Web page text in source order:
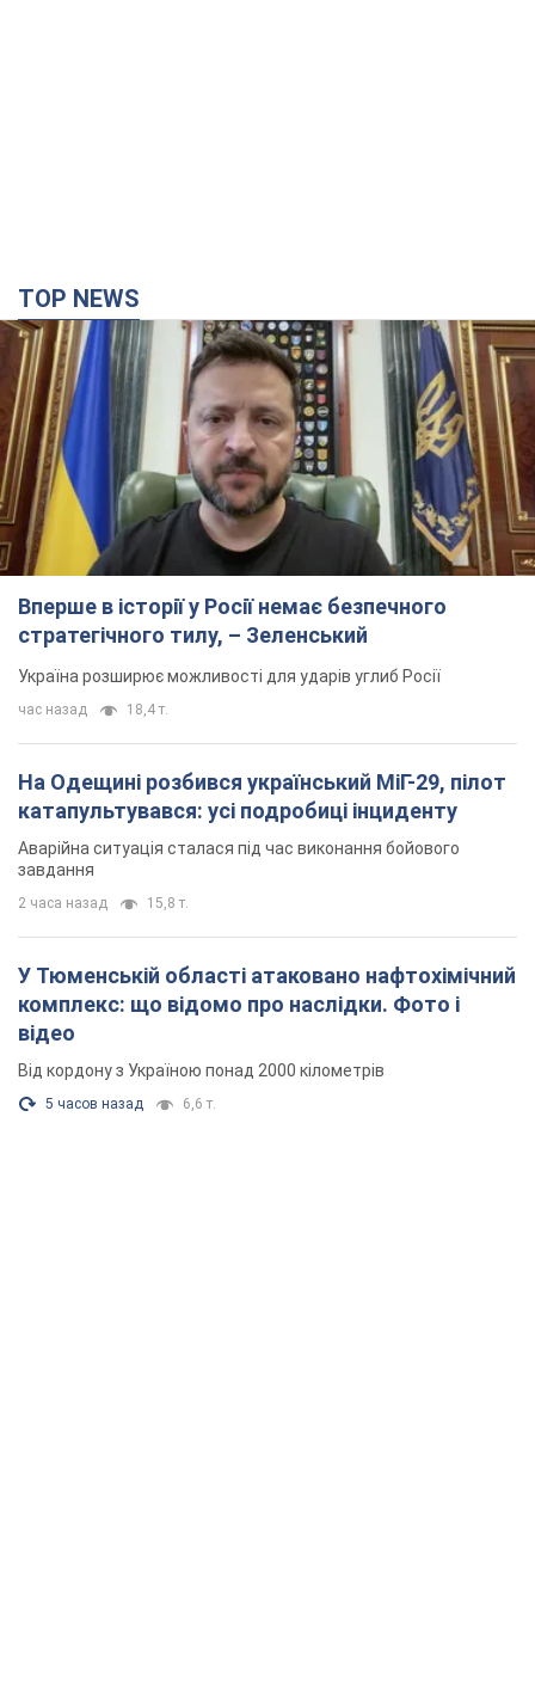
TOP NEWS
Вперше в історії у Росії немає безпечного
стратегічного тилу, – Зеленський
Україна розширює можливості для ударів углиб Росії
час назад 18,4 т.
На Одещині розбився український МіГ-29, пілот
катапультувався: усі подробиці інциденту
Аварійна ситуація сталася під час виконання бойового
завдання
2 часа назад 15,8 т.
У Тюменській області атаковано нафтохімічний
комплекс: що відомо про наслідки. Фото і
відео
Від кордону з Україною понад 2000 кілометрів
5 часов назад 6,6 т.